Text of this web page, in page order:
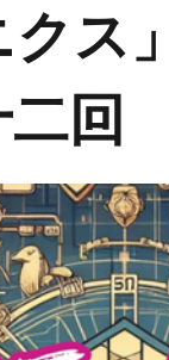
ク
回